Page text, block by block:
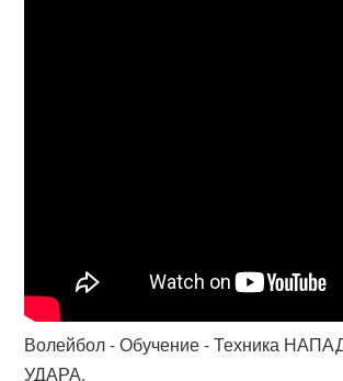
Волейбол - Обучение - Техника
УДАРА.